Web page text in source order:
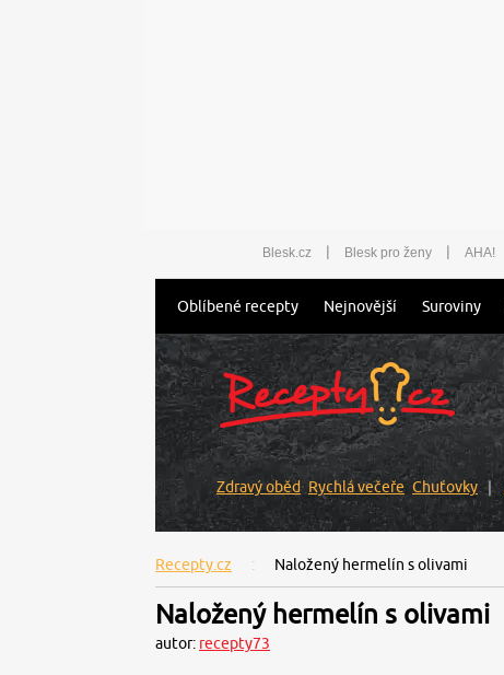
Blesk.cz | Blesk pro ženy | AHA!
Oblíbené recepty Nejnovější Suroviny
Zdravý oběd Rychlá večeře Chuťovky
Recepty.cz Naložený hermelín s olivami
Naložený hermelín s olivami
autor: recepty73